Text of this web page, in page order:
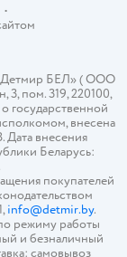
БЕЛ» ( ООО
3, пом. 319, 220100,
государственной
внесена
Дата внесения
Беларусь:
покупателей
info@detmir.by.
режиму работы
и безналичный
самовывоз